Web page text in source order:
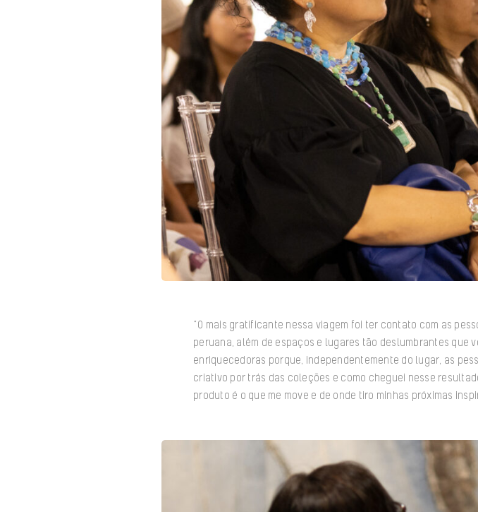
“O mais gratificante nessa viagem foi ter contato com as
peruana, além de espaços e lugares tão deslumbrantes que
enriquecedoras porque, independentemente do lugar, as
criativo por trás das coleções e como cheguei nesse
produto é o que me move e de onde tiro minhas próximas